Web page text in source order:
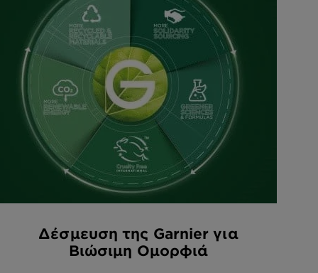
Δέσμευση της Garnier για
Βιώσιμη Ομορφιά